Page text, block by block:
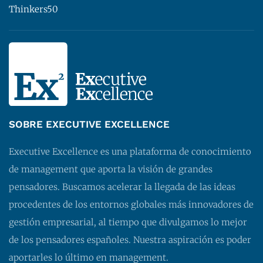
Thinkers50
SOBRE EXECUTIVE EXCELLENCE
Executive Excellence es una plataforma de conocimiento
de management que aporta la visión de grandes
pensadores. Buscamos acelerar la llegada de las ideas
procedentes de los entornos globales más innovadores de
gestión empresarial, al tiempo que divulgamos lo mejor
de los pensadores españoles. Nuestra aspiración es poder
aportarles lo último en management.